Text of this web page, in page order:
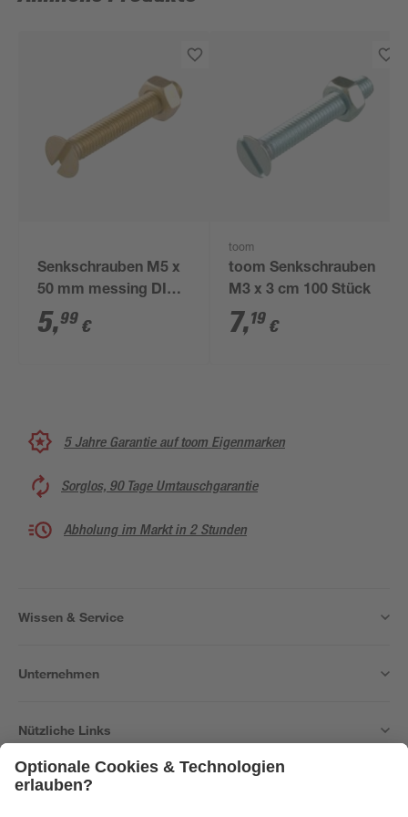
Senkschrauben M5 x
50 mm messing DIN
963 3 Stück
5,99 €
toom
toom Senkschrauben
M3 x 3 cm 100 Stück
7,19 €
5 Jahre Garantie auf toom Eigenmarken
Sorglos, 90 Tage Umtauschgarantie
Abholung im Markt in 2 Stunden
Wissen & Service
Unternehmen
Nützliche Links